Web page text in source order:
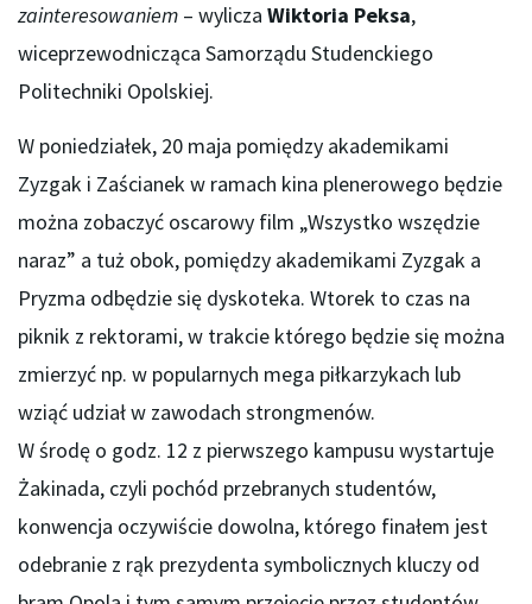
zainteresowaniem – wylicza Wiktoria Peksa,
wiceprzewodnicząca Samorządu Studenckiego
Politechniki Opolskiej.
W poniedziałek, 20 maja pomiędzy akademikami
Zyzgak i Zaścianek w ramach kina plenerowego będzie
można zobaczyć oscarowy film „Wszystko wszędzie
naraz” a tuż obok, pomiędzy akademikami Zyzgak a
Pryzma odbędzie się dyskoteka. Wtorek to czas na
piknik z rektorami, w trakcie którego będzie się można
zmierzyć np. w popularnych mega piłkarzykach lub
wziąć udział w zawodach strongmenów.
W środę o godz. 12 z pierwszego kampusu wystartuje
Żakinada, czyli pochód przebranych studentów,
konwencja oczywiście dowolna, którego finałem jest
odebranie z rąk prezydenta symbolicznych kluczy od